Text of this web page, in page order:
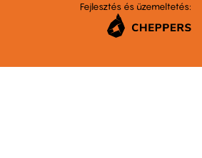
Fejlesztés és üzemeltetés: